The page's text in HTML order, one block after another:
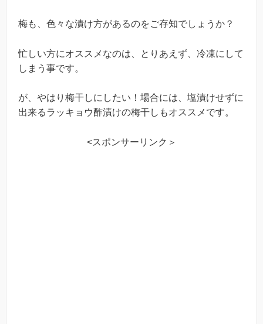
梅も、色々な漬け方があるのをご存知でしょうか？
忙しい方にオススメなのは、とりあえず、冷凍にして
しまう事です。
が、やはり梅干しにしたい！場合には、塩漬けせずに
出来るラッキョウ酢漬けの梅干しもオススメです。
<スポンサーリンク＞